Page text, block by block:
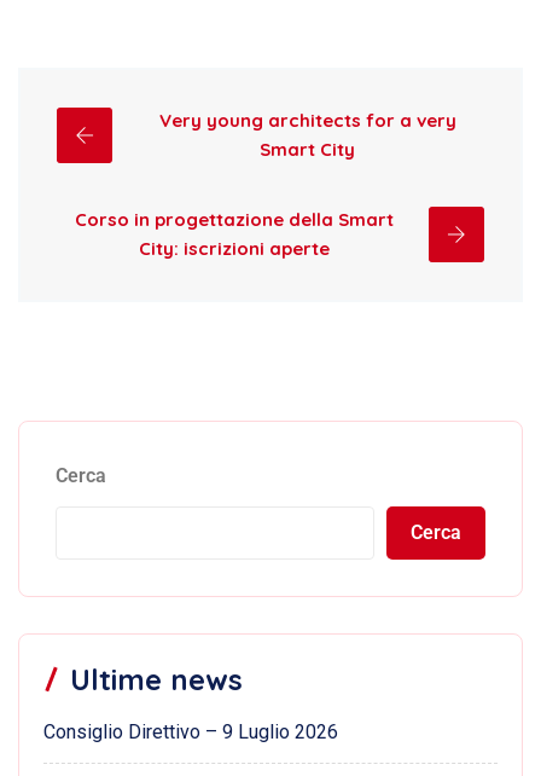
Very young architects for a very
Smart City
Corso in progettazione della Smart
City: iscrizioni aperte
Cerca
Cerca
Ultime news
Consiglio Direttivo – 9 Luglio 2026